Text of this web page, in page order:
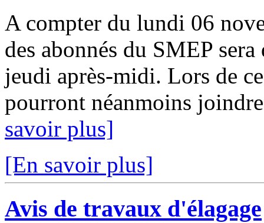
A compter du lundi 06
des abonnés du SMEP
jeudi après-midi. Lors de
pourront néanmoins
savoir plus]
[En savoir plus]
Avis de travaux d'élagage